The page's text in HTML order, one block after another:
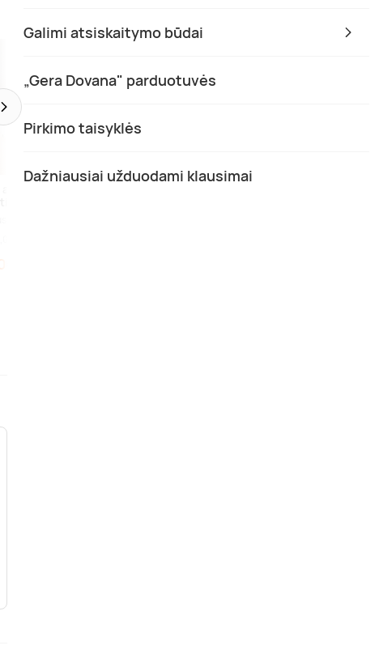
Galimi atsiskaitymo būdai
„Gera Dovana" parduotuvės
Pirkimo taisyklės
Dažniausiai užduodami klausimai
masažas +
€